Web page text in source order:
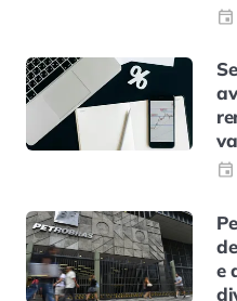
e